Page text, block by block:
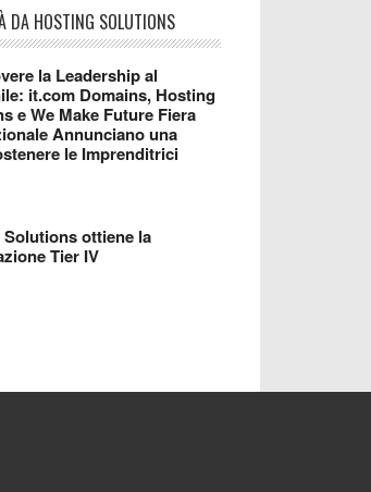
DA HOSTING SOLUTIONS
la Leadership al
it.com Domains, Hosting
e We Make Future Fiera
Annunciano una
le Imprenditrici
ottiene la
Tier IV